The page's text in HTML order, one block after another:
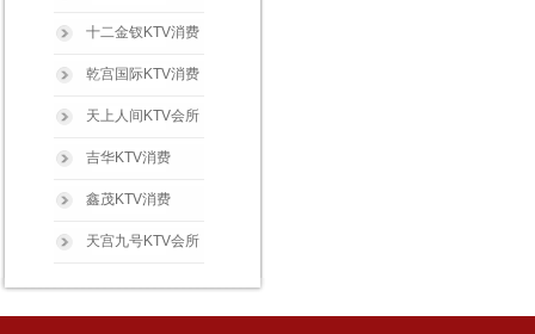
十二金钗KTV消费
乾宫国际KTV消费
天上人间KTV会所
吉华KTV消费
鑫茂KTV消费
天宫九号KTV会所